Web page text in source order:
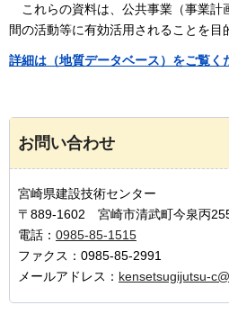
これらの資料は、公共事業（事業
間の活動等に有効活用されることを目
詳細は（地質データベース）をご覧く
お問い合わせ
宮崎県建設技術センター
〒889-1602 宮崎市清武町今泉丙
電話： 0985-85-1515
ファクス：0985-85-2991
メールアドレス： kensetsugijutsu-